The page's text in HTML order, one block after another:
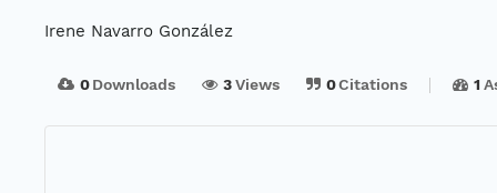
Irene Navarro González
0Downloads 3Views 0Citations 1